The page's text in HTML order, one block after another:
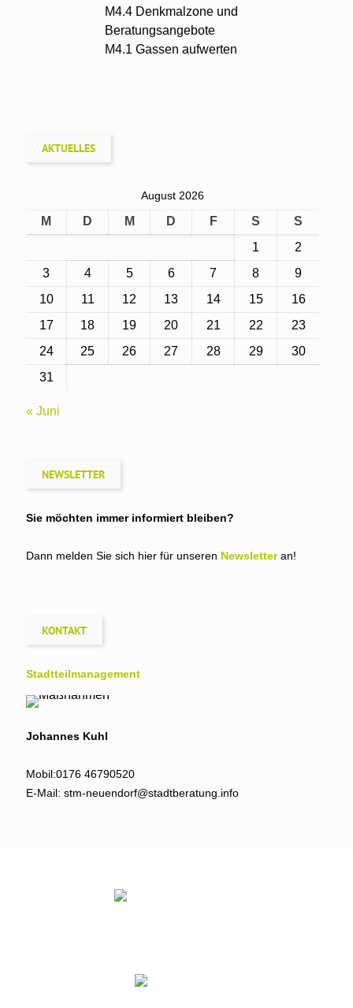
M4.4 Denkmalzone und
Beratungsangebote
M4.1 Gassen aufwerten
AKTUELLES
August 2026
M D M D F S
S
1
2
3
4 5 6 7 8
9
10
11 12 13 14 15
16
17
18 19 20 21 22
23
24
25 26 27 28 29
30
31
« Juni
NEWSLETTER
Sie möchten immer informiert bleiben?
Dann melden Sie sich hier für unseren Newsletteran!
KONTAKT
Stadtteil­management
Johannes Kuhl
Mobil:0176 46790520
E-Mail: stm-neuendorf@stadtberatung.info